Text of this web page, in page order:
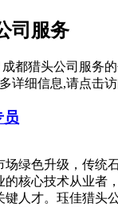
司服务
成都猎头公司服务
详细信息,请点击
员
场绿色升级，传统
核心技术从业者
人才。珏佳猎头